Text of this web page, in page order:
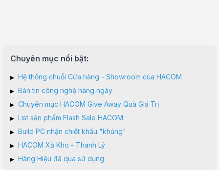
Chuyên mục nổi bật:
▸ Hệ thống chuỗi Cửa hàng - Showroom của HACOM
▸ Bản tin công nghệ hàng ngày
▸ Chuyên mục HACOM Give Away Quà Giá Trị
▸ List sản phẩm Flash Sale HACOM
▸ Build PC nhận chiết khấu "khủng"
▸ HACOM Xả Kho - Thanh Lý
▸ Hàng Hiệu đã qua sử dụng